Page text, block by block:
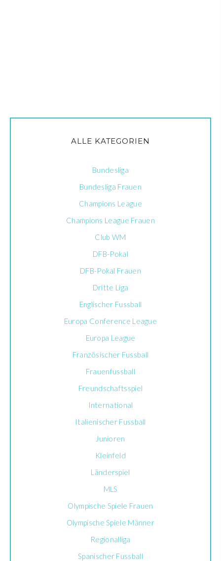
ALLE KATEGORIEN
Bundesliga
Bundesliga Frauen
Champions League
Champions League Frauen
Club WM
DFB-Pokal
DFB-Pokal Frauen
Dritte Liga
Englischer Fussball
Europa Conference League
Europa League
Französischer Fussball
Frauenfussball
Freundschaftsspiel
International
Italienischer Fussball
Junioren
Kleinfeld
Länderspiel
MLS
Olympische Spiele Frauen
Olympische Spiele Männer
Regionalliga
Spanischer Fussball